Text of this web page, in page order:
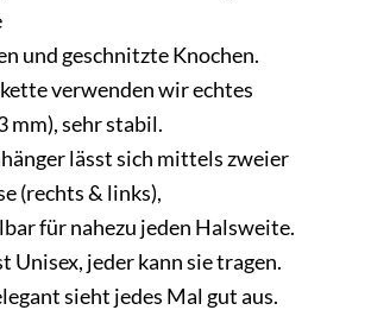
und geschnitzte Knochen.
verwenden wir echtes
mm), sehr stabil.
lässt sich mittels zweier
(rechts & links),
für nahezu jeden Halsweite.
Unisex, jeder kann sie tragen.
sieht jedes Mal gut aus.